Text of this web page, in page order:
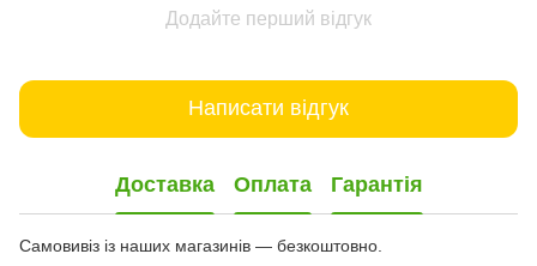
Додайте перший відгук
Написати відгук
Доставка Оплата Гарантія
Самовивіз із наших магазинів — безкоштовно.